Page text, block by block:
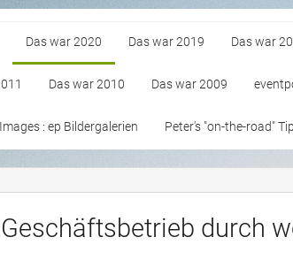
Das war 2020 Das war 2019 Das war
Das war 2010 Das war 2009
Images : ep Bildergalerien Peter's "on-the-road"
durch